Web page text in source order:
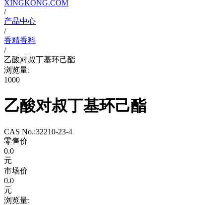
XINGKONG.COM
/
产品中心
/
香精香料
/
乙酸对叔丁基环己酯
浏览量:
1000
乙酸对叔丁基环己酯
CAS No.:32210-23-4
零售价
0.0
元
市场价
0.0
元
浏览量: